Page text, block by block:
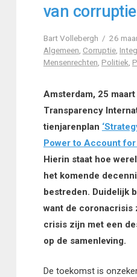
van corruptie
Bart Vollebergh
26
Algemeen Corruptie,
Mensenrechten Politiek
Amsterdam, 25
Transparency
tienjarenplan
Power to Account for
Hierin staat hoe
het komende
bestreden. Duidelijk
want de coronacrisis
crisis zijn met een
op de samenleving.
De toekomst is